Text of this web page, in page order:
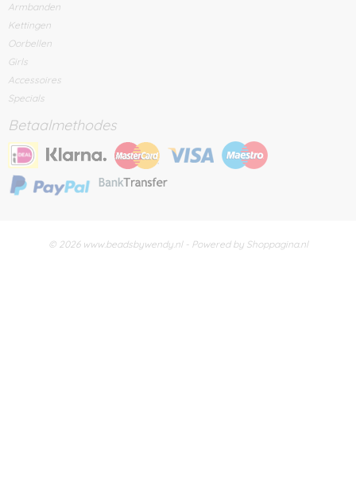
Armbanden
Kettingen
Oorbellen
Girls
Accessoires
Specials
Betaalmethodes
© 2026 www.beadsbywendy.nl - Powered by Shoppagina.nl